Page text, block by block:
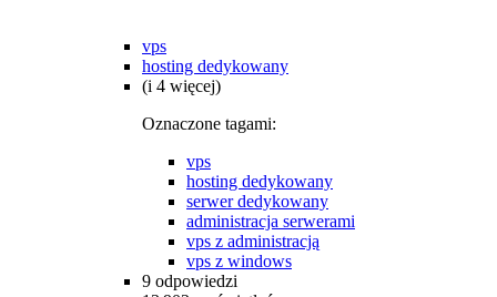
vps
hosting dedykowany
(i 4 więcej)
Oznaczone tagami:
vps
hosting dedykowany
serwer dedykowany
administracja serwerami
vps z administracją
vps z windows
9 odpowiedzi